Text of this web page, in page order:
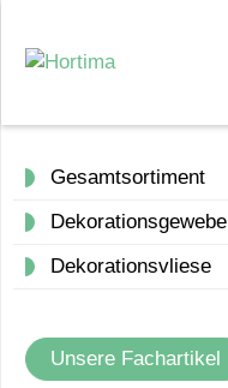
Gesamtsortiment
Dekorationsgewebe
Dekorationsvliese
Unsere Fachartikel